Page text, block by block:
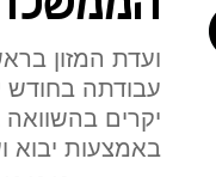
ועדת המזון
יקרים
באמצעות יבוא